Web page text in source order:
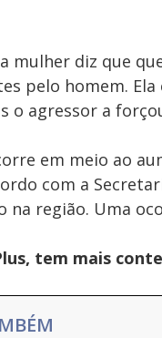
mulher diz que
pelo homem.
o agressor a
em meio ao
com a
na região. Uma
tem mais